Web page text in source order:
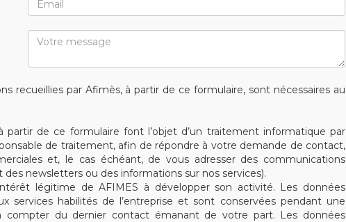
recueillies par Afimès, à partir de ce formulaire, sont nécessaires au
partir de ce formulaire font l’objet d’un traitement informatique par
de traitement, afin de répondre à votre demande de contact,
et, le cas échéant, de vous adresser des communications
newsletters ou des informations sur nos services).
légitime de AFIMES à développer son activité. Les données
services habilités de l’entreprise et sont conservées pendant une
compter du dernier contact émanant de votre part. Les données